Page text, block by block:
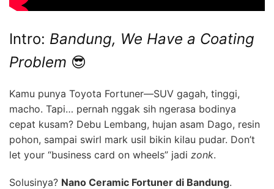
Intro: Bandung, We Have a Coating
Problem 😎
Kamu punya Toyota Fortuner—SUV gagah, tinggi,
macho. Tapi… pernah nggak sih ngerasa bodinya
cepat kusam? Debu Lembang, hujan asam Dago, resin
pohon, sampai swirl mark usil bikin kilau pudar. Don’t
let your “business card on wheels” jadi zonk.
Solusinya? Nano Ceramic Fortuner di Bandung.